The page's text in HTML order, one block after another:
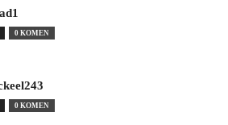
0 KOMEN
0 KOMEN